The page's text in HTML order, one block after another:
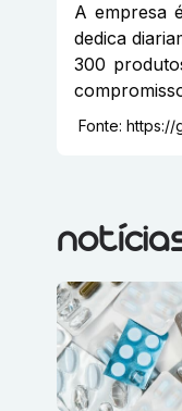
A empresa
dedica
300
Fonte: https://